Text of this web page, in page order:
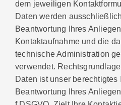
dem jeweiligen
Daten werden
Beantwortung Ihres
Kontaktaufnahme und die
technische Administration
verwendet.
Daten ist unser berechtigtes
Beantwortung Ihres